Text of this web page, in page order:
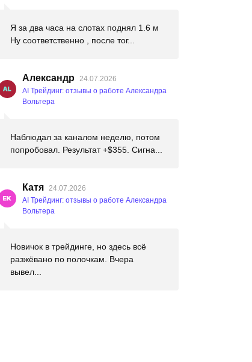
Я за два часа на слотах поднял 1.6 м
Ну соответственно , после тог...
Александр
24.07.2026
AI Трейдинг: отзывы о работе Александра
Вольтера
Наблюдал за каналом неделю, потом
попробовал. Результат +$355. Сигна...
Катя 24.07.2026
AI Трейдинг: отзывы о работе Александра
Вольтера
Новичок в трейдинге, но здесь всё
разжёвано по полочкам. Вчера
вывел...